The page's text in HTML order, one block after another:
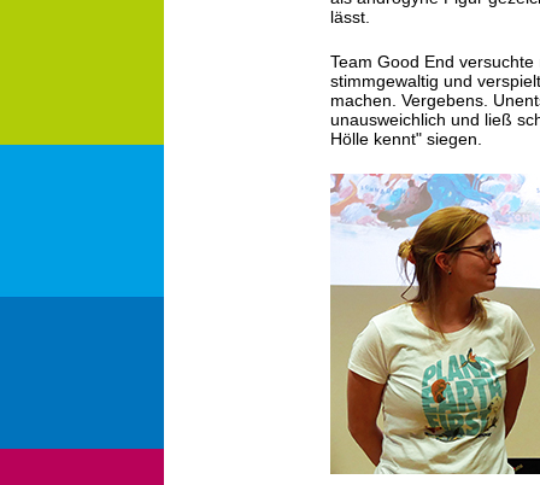
lässt.
Team Good End
stimmgewaltig und
machen. Vergebens.
unausweichlich und ließ
Hölle kennt" siegen.